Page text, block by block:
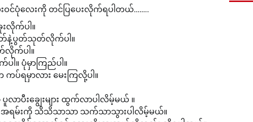
ဝင်ပုံလေးကို တင်ပြပေးလိုက်ရပါတယ်……..
းလိုက်ပါ။
တ်နဲ့ပွတ်သုတ်လိုက်ပါ။
က်ပါ။
ါ။ ပုံမှာကြည်ပါ။
ရမှာလား မေးကြလို့ပါ။
ာပီးချွေးများ ထွက်လာပါလိမ့်မယ် ။
ါ။ အရမ်းကို သိသိသာသာ သက်သာသွားပါလိမ့်မယ်။